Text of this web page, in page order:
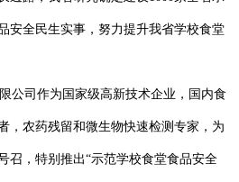
安全民生实事，努力提升我省学校食堂
公司作为国家级高新技术企业，国内食
，农药残留和微生物快速检测专家，为
召，特别推出“示范学校食堂食品安全